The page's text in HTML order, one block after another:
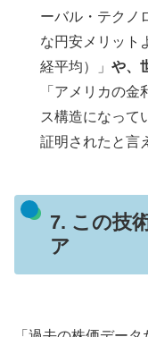
ーバル・テクノ
な円安メリット
経平均）」や、
「アメリカの
ス構造になって
証明されたと言
7. この技
ア